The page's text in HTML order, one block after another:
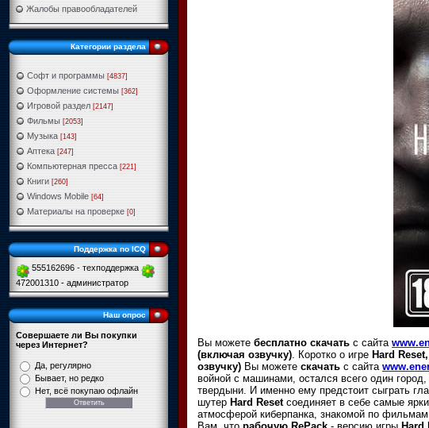
Жалобы правообладателей
Категории раздела
Софт и программы [4837]
Оформление системы [362]
Игровой раздел [2147]
Фильмы [2053]
Музыка [143]
Аптека [247]
Компьютерная пресса [221]
Книги [260]
Windows Mobile [64]
Материалы на проверке [0]
Поддержка по ICQ
555162696 - техподдержка
472001310 - администратор
Наш опрос
Совершаете ли Вы покупки
через Интернет?
Да, регулярно
Бывает, но редко
Нет, всё покупаю офлайн
Вы можете бесплатно скачать с сайта
(включая озвучку) . Коротко о игре Hard
озвучку) Вы можете скачать с сайта
войной с машинами, остался всего один
твердыни. И именно ему предстоит сыграть
шутер Hard Reset соединяет в себе самые
атмосферой киберпанка, знакомой по